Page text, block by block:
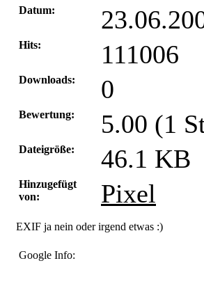
Datum:
Hits: 111006
Downloads: 0
Bewertung: 5.00 (1
Dateigröße: 46.1 KB
Hinzugefügt
von:
Pixel
EXIF ja nein oder irgend etwas :)
Google Info: